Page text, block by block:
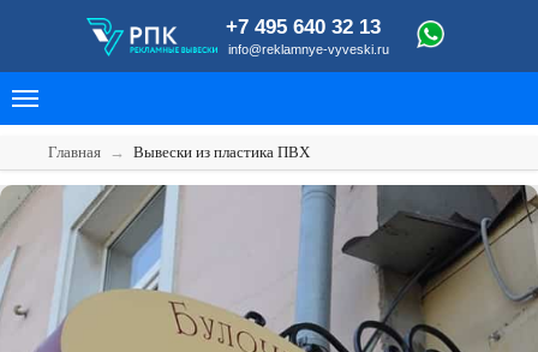
+7 495 640 32 13
info@reklamnye-vyveski.ru
Главная → Вывески из пластика ПВХ